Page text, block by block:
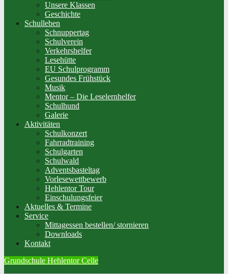
Unsere Klassen
Geschichte
Schulleben
Schnuppertag
Schulverein
Verkehrshelfer
Lesehütte
EU Schulprogramm
Gesundes Frühstück
Musik
Mentor – Die Leselernhelfer
Schulhund
Galerie
Aktivitäten
Schulkonzert
Fahrradtraining
Schulgarten
Schulwald
Adventsbasteltag
Vorlesewettbewerb
Hehlentor Tour
Einschulungsfeier
Aktuelles & Termine
Service
Mittagessen bestellen/ stornieren
Downloads
Kontakt
Grundschule Hehlentor Celle